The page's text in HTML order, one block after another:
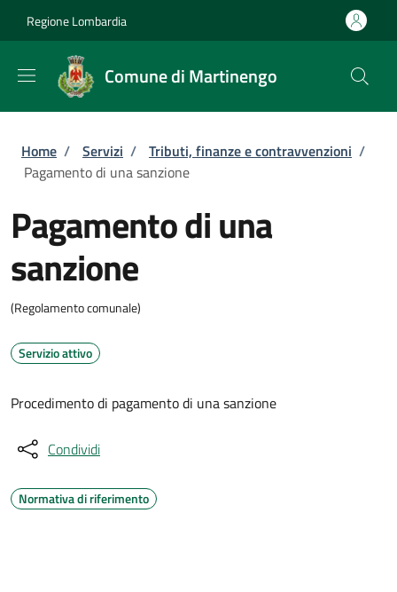
Regione Lombardia
Comune di Martinengo
Briciole di pane
Home / Servizi / Tributi, finanze e contravvenzioni /
Pagamento di una sanzione
Pagamento di una
sanzione
(Regolamento comunale)
Servizio attivo
Procedimento di pagamento di una sanzione
Condividi
Normativa di riferimento